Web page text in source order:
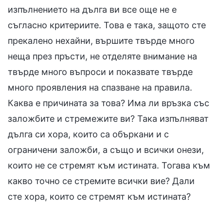
изпълнението на дълга ви все още не е
съгласно критериите. Това е така, защото сте
прекалено нехайни, вършите твърде много
неща през пръсти, не отделяте внимание на
твърде много въпроси и показвате твърде
много проявления на спазване на правила.
Каква е причината за това? Има ли връзка със
заложбите и стремежите ви? Така изпълняват
дълга си хора, които са объркани и с
ограничени заложби, а също и всички онези,
които не се стремят към истината. Тогава към
какво точно се стремите всички вие? Дали
сте хора, които се стремят към истината?